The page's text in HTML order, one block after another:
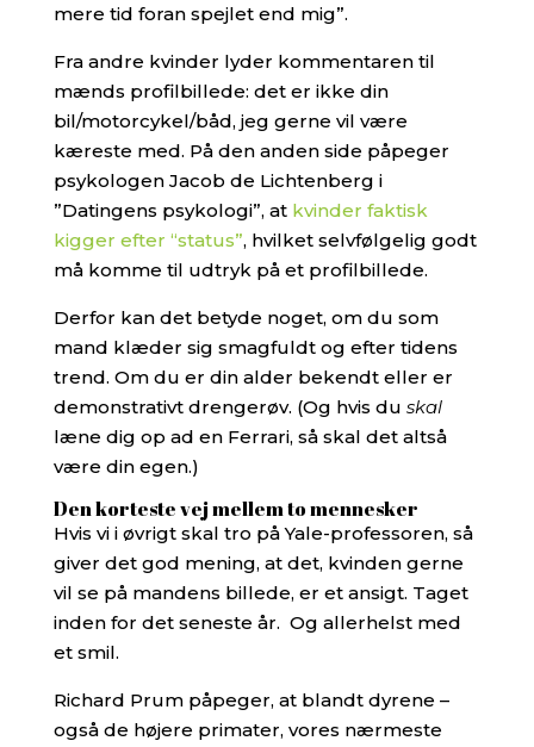
mere tid foran spejlet end mig”.
Fra andre kvinder lyder kommentaren til
mænds profilbillede: det er ikke din
bil/motorcykel/båd, jeg gerne vil være
kæreste med. På den anden side påpeger
psykologen Jacob de Lichtenberg i
”Datingens psykologi”, at kvinder faktisk
kigger efter “status”, hvilket selvfølgelig godt
må komme til udtryk på et profilbillede.
Derfor kan det betyde noget, om du som
mand klæder sig smagfuldt og efter tidens
trend. Om du er din alder bekendt eller er
demonstrativt drengerøv. (Og hvis du skal
læne dig op ad en Ferrari, så skal det altså
være din egen.)
Den korteste vej mellem to mennesker
Hvis vi i øvrigt skal tro på Yale-professoren, så
giver det god mening, at det, kvinden gerne
vil se på mandens billede, er et ansigt. Taget
inden for det seneste år. Og allerhelst med
et smil.
Richard Prum påpeger, at blandt dyrene –
også de højere primater, vores nærmeste